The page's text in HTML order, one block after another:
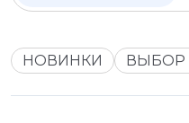
НОВИНКИ ВЫБОР